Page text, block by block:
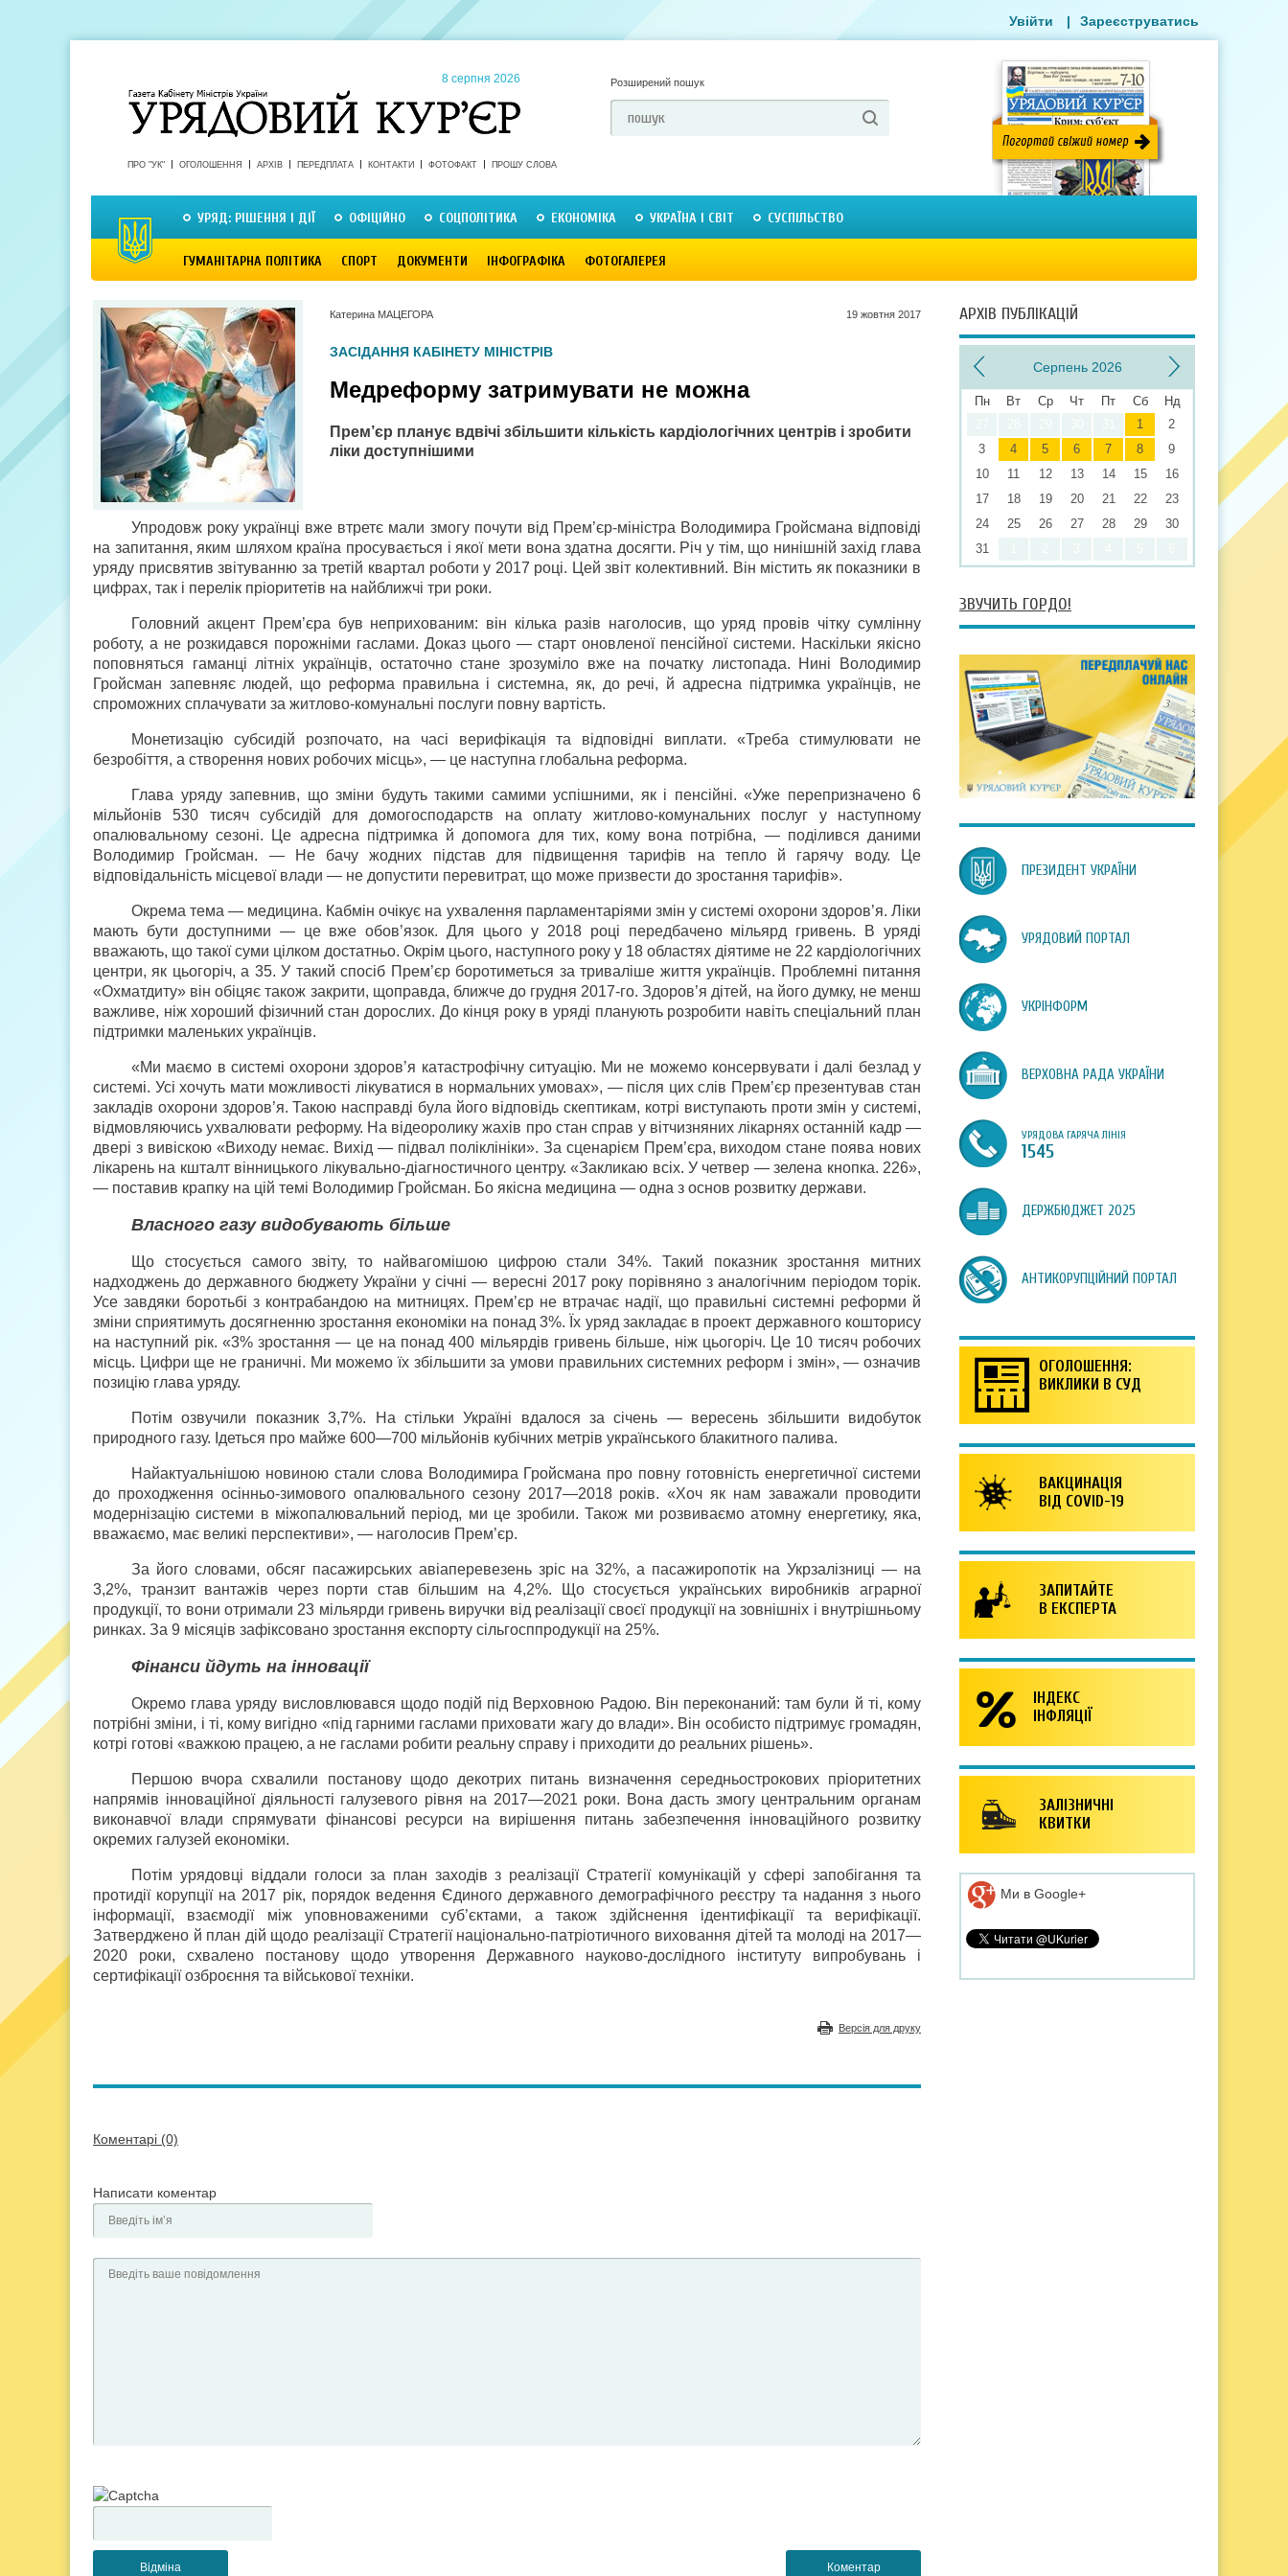
8 серпня 2026 Розширений пошук
ПРО "УК" ОГОЛОШЕННЯ АРХІВ ПЕРЕДПЛАТА КОНТАКТИ ФОТОФАКТ ПРОШУ СЛОВА
УРЯД: РІШЕННЯ І ДІЇ ОФІЦІЙНО СОЦПОЛІТИКА ЕКОНОМІКА УКРАЇНА І СВІТ СУСПІЛЬСТВО
ГУМАНІТАРНА ПОЛІТИКА СПОРТ ДОКУМЕНТИ ІНФОГРАФІКА ФОТОГАЛЕРЕЯ
Увійти | Зареєструватись
Катерина МАЦЕГОРА 19 жовтня 2017
ЗАСІДАННЯ КАБІНЕТУ МІНІСТРІВ
Медреформу затримувати не можна
Прем’єр планує вдвічі збільшити кількість кардіологічних центрів і зробити
ліки доступнішими
Упродовж року українці вже втретє мали змогу почути від Прем’єр-міністра Володимира Гройсмана відповіді
на запитання, яким шляхом країна просувається і якої мети вона здатна досягти. Річ у тім, що нинішній захід глава
уряду присвятив звітуванню за третій квартал роботи у 2017 році. Цей звіт колективний. Він містить як показники в
цифрах, так і перелік пріоритетів на найближчі три роки.
Головний акцент Прем’єра був неприхованим: він кілька разів наголосив, що уряд провів чітку сумлінну
роботу, а не розкидався порожніми гаслами. Доказ цього — старт оновленої пенсійної системи. Наскільки якісно
поповняться гаманці літніх українців, остаточно стане зрозуміло вже на початку листопада. Нині Володимир
Гройсман запевняє людей, що реформа правильна і системна, як, до речі, й адресна підтримка українців, не
спроможних сплачувати за житлово-комунальні послуги повну вартість.
Монетизацію субсидій розпочато, на часі верифікація та відповідні виплати. «Треба стимулювати не
безробіття, а створення нових робочих місць», — це наступна глобальна реформа.
Глава уряду запевнив, що зміни будуть такими самими успішними, як і пенсійні. «Уже перепризначено 6
мільйонів 530 тисяч субсидій для домогосподарств на оплату житлово-комунальних послуг у наступному
опалювальному сезоні. Це адресна підтримка й допомога для тих, кому вона потрібна, — поділився даними
Володимир Гройсман. — Не бачу жодних підстав для підвищення тарифів на тепло й гарячу воду. Це
відповідальність місцевої влади — не допустити перевитрат, що може призвести до зростання тарифів».
Окрема тема — медицина. Кабмін очікує на ухвалення парламентаріями змін у системі охорони здоров’я. Ліки
мають бути доступними — це вже обов’язок. Для цього у 2018 році передбачено мільярд гривень. В уряді
вважають, що такої суми цілком достатньо. Окрім цього, наступного року у 18 областях діятиме не 22 кардіологічних
центри, як цьогоріч, а 35. У такий спосіб Прем’єр боротиметься за триваліше життя українців. Проблемні питання
«Охматдиту» він обіцяє також закрити, щоправда, ближче до грудня 2017-го. Здоров’я дітей, на його думку, не менш
важливе, ніж хороший фізичний стан дорослих. До кінця року в уряді планують розробити навіть спеціальний план
підтримки маленьких українців.
«Ми маємо в системі охорони здоров’я катастрофічну ситуацію. Ми не можемо консервувати і далі безлад у
системі. Усі хочуть мати можливості лікуватися в нормальних умовах», — після цих слів Прем’єр презентував стан
закладів охорони здоров’я. Такою насправді була його відповідь скептикам, котрі виступають проти змін у системі,
відмовляючись ухвалювати реформу. На відеоролику жахів про стан справ у вітчизняних лікарнях останній кадр —
двері з вивіскою «Виходу немає. Вихід — підвал поліклініки». За сценарієм Прем’єра, виходом стане поява нових
лікарень на кшталт вінницького лікувально-діагностичного центру. «Закликаю всіх. У четвер — зелена кнопка. 226»,
— поставив крапку на цій темі Володимир Гройсман. Бо якісна медицина — одна з основ розвитку держави.
Власного газу видобувають більше
Що стосується самого звіту, то найвагомішою цифрою стали 34%. Такий показник зростання митних
надходжень до державного бюджету України у січні — вересні 2017 року порівняно з аналогічним періодом торік.
Усе завдяки боротьбі з контрабандою на митницях. Прем’єр не втрачає надії, що правильні системні реформи й
зміни сприятимуть досягненню зростання економіки на понад 3%. Їх уряд закладає в проект державного кошторису
на наступний рік. «3% зростання — це на понад 400 мільярдів гривень більше, ніж цьогоріч. Це 10 тисяч робочих
місць. Цифри ще не граничні. Ми можемо їх збільшити за умови правильних системних реформ і змін», — означив
позицію глава уряду.
Потім озвучили показник 3,7%. На стільки Україні вдалося за січень — вересень збільшити видобуток
природного газу. Ідеться про майже 600—700 мільйонів кубічних метрів українського блакитного палива.
Найактуальнішою новиною стали слова Володимира Гройсмана про повну готовність енергетичної системи
до проходження осінньо-зимового опалювального сезону 2017—2018 років. «Хоч як нам заважали проводити
модернізацію системи в міжопалювальний період, ми це зробили. Також ми розвиваємо атомну енергетику, яка,
вважаємо, має великі перспективи», — наголосив Прем’єр.
За його словами, обсяг пасажирських авіаперевезень зріс на 32%, а пасажиропотік на Укрзалізниці — на
3,2%, транзит вантажів через порти став більшим на 4,2%. Що стосується українських виробників аграрної
продукції, то вони отримали 23 мільярди гривень виручки від реалізації своєї продукції на зовнішніх і внутрішньому
ринках. За 9 місяців зафіксовано зростання експорту сільгосппродукції на 25%.
Фінанси йдуть на інновації
Окремо глава уряду висловлювався щодо подій під Верховною Радою. Він переконаний: там були й ті, кому
потрібні зміни, і ті, кому вигідно «під гарними гаслами приховати жагу до влади». Він особисто підтримує громадян,
котрі готові «важкою працею, а не гаслами робити реальну справу і приходити до реальних рішень».
Першою вчора схвалили постанову щодо декотрих питань визначення середньострокових пріоритетних
напрямів інноваційної діяльності галузевого рівня на 2017—2021 роки. Вона дасть змогу центральним органам
виконавчої влади спрямувати фінансові ресурси на вирішення питань забезпечення інноваційного розвитку
окремих галузей економіки.
Потім урядовці віддали голоси за план заходів з реалізації Стратегії комунікацій у сфері запобігання та
протидії корупції на 2017 рік, порядок ведення Єдиного державного демографічного реєстру та надання з нього
інформації, взаємодії між уповноваженими суб’єктами, а також здійснення ідентифікації та верифікації.
Затверджено й план дій щодо реалізації Стратегії національно-патріотичного виховання дітей та молоді на 2017—
2020 роки, схвалено постанову щодо утворення Державного науково-дослідного інституту випробувань і
сертифікації озброєння та військової техніки.
Версія для друку
Коментарі (0)
Написати коментар
АРХІВ ПУБЛІКАЦІЙ
Серпень 2026
Пн Вт Ср Чт Пт Сб
Нд
1
2
3
4 5 6 7 8
9
10
11 12 13 14 15
16
17
18 19 20 21 22
23
24
25 26 27 28 29
30
31
ЗВУЧИТЬ ГОРДО!
ПРЕЗИДЕНТ УКРАЇНИ
УРЯДОВИЙ ПОРТАЛ
УКРІНФОРМ
ВЕРХОВНА РАДА УКРАЇНИ
УРЯДОВА ГАРЯЧА ЛІНІЯ
1545
ДЕРЖБЮДЖЕТ 2025
АНТИКОРУПЦІЙНИЙ ПОРТАЛ
ОГОЛОШЕННЯ:
ВИКЛИКИ В СУД
ВАКЦИНАЦІЯ
ВІД COVID-19
ЗАПИТАЙТЕ
В ЕКСПЕРТА
ІНДЕКС
ІНФЛЯЦІЇ
ЗАЛІЗНИЧНІ
КВИТКИ
Ми в Google+